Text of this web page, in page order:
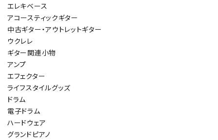
エレキベース
アコースティックギター
中古ギター・アウトレットギター
ウクレレ
ギター関連小物
アンプ
エフェクター
ライフスタイルグッズ
ドラム
電子ドラム
ハードウェア
グランドピアノ